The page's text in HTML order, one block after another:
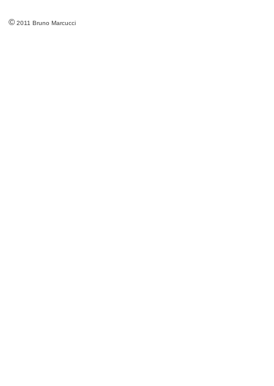
© 2011 Bruno Marcucci